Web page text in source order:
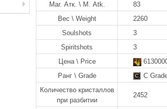
Маг. Атк. \ M. Atk.
83
Вес \ Weight
2260
Soulshots
3
Spiritshots
3
Цена \ Price
Ранг \ Grade
C
Количество кристаллов
при разбитии
2452